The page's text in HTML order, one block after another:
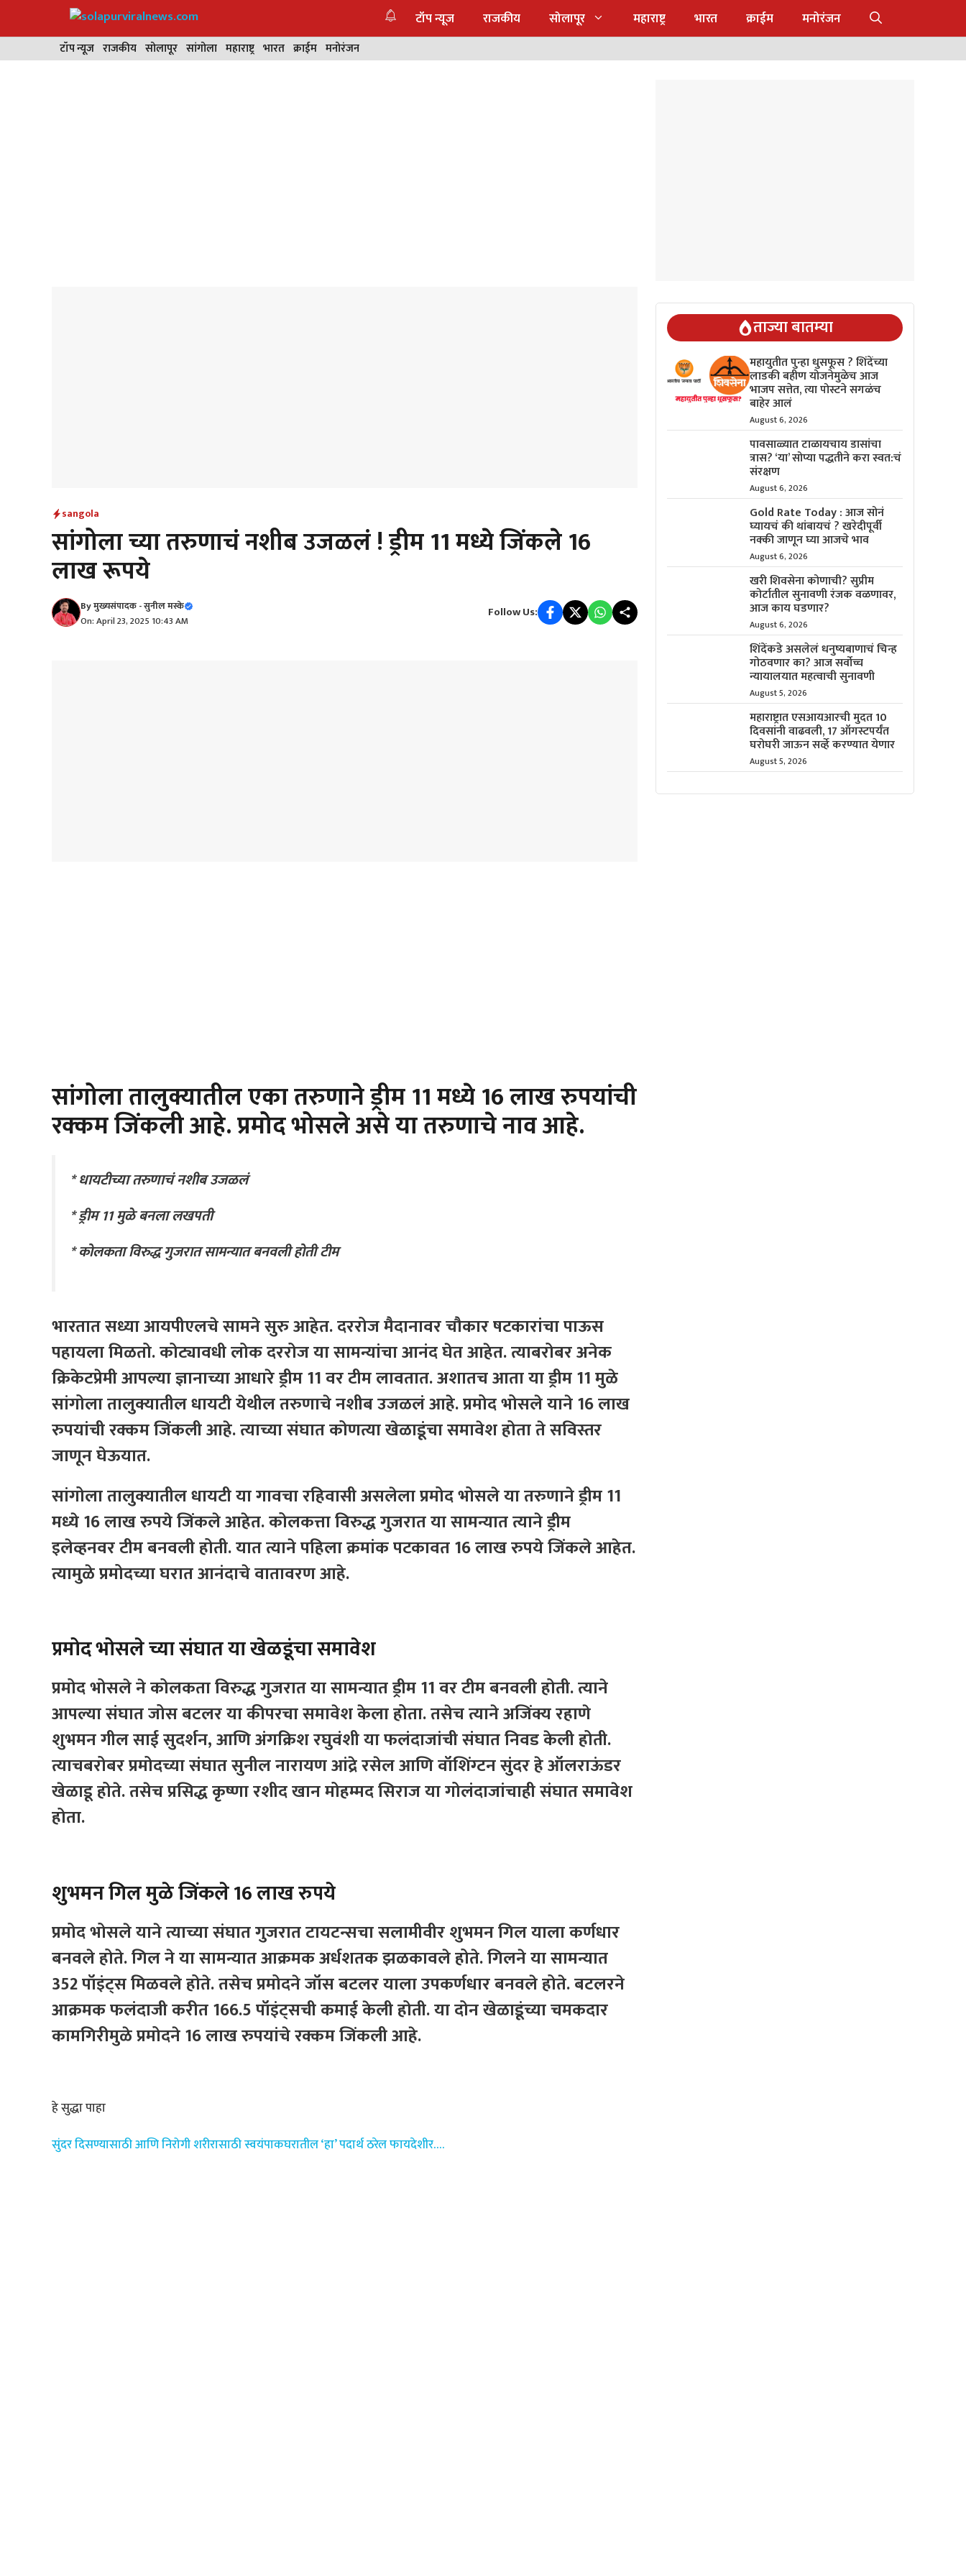
टॉप न्यूज राजकीय सोलापूर महाराष्ट्र भारत क्राईम मनोरंजन
टॉप न्यूज राजकीय सोलापूर सांगोला महाराष्ट्र भारत क्राईम मनोरंजन
sangola
सांगोला च्या तरुणाचं नशीब उजळलं ! ड्रीम 11 मध्ये जिंकले 16
लाख रूपये
Byमुख्यसंपादक - सुनील मस्के
On: April 23, 2025 10:43 AM
Follow Us:
सांगोला तालुक्यातील एका तरुणाने ड्रीम 11 मध्ये 16 लाख रुपयांची
रक्कम जिंकली आहे. प्रमोद भोसले असे या तरुणाचे नाव आहे.
* धायटीच्या तरुणाचं नशीब उजळलं
*ड्रीम 11 मुळे बनला लखपती
*कोलकता विरुद्ध गुजरात सामन्यात बनवली होती टीम
भारतात सध्या आयपीएलचे सामने सुरु आहेत. दररोज मैदानावर चौकार षटकारांचा पाऊस
पहायला मिळतो. कोट्यावधी लोक दररोज या सामन्यांचा आनंद घेत आहेत. त्याबरोबर अनेक
क्रिकेटप्रेमी आपल्या ज्ञानाच्या आधारे ड्रीम 11 वर टीम लावतात. अशातच आता या ड्रीम 11 मुळे
सांगोला तालुक्यातील धायटी येथील तरुणाचे नशीब उजळलं आहे. प्रमोद भोसले याने 16 लाख
रुपयांची रक्कम जिंकली आहे. त्याच्या संघात कोणत्या खेळाडूंचा समावेश होता ते सविस्तर
जाणून घेऊयात.
सांगोला तालुक्यातील धायटी या गावचा रहिवासी असलेला प्रमोद भोसले या तरुणाने ड्रीम 11
मध्ये 16 लाख रुपये जिंकले आहेत. कोलकत्ता विरुद्ध गुजरात या सामन्यात त्याने ड्रीम
इलेव्हनवर टीम बनवली होती. यात त्याने पहिला क्रमांक पटकावत 16 लाख रुपये जिंकले आहेत.
त्यामुळे प्रमोदच्या घरात आनंदाचे वातावरण आहे.
प्रमोद भोसले च्या संघात या खेळडूंचा समावेश
प्रमोद भोसले ने कोलकता विरुद्ध गुजरात या सामन्यात ड्रीम 11 वर टीम बनवली होती. त्याने
आपल्या संघात जोस बटलर या कीपरचा समावेश केला होता. तसेच त्याने अजिंक्य रहाणे
शुभमन गील साई सुदर्शन, आणि अंगक्रिश रघुवंशी या फलंदाजांची संघात निवड केली होती.
त्याचबरोबर प्रमोदच्या संघात सुनील नारायण आंद्रे रसेल आणि वॉशिंग्टन सुंदर हे ऑलराऊंडर
खेळाडू होते. तसेच प्रसिद्ध कृष्णा रशीद खान मोहम्मद सिराज या गोलंदाजांचाही संघात समावेश
होता.
शुभमन गिल मुळे जिंकले 16 लाख रुपये
प्रमोद भोसले याने त्याच्या संघात गुजरात टायटन्सचा सलामीवीर शुभमन गिल याला कर्णधार
बनवले होते. गिल ने या सामन्यात आक्रमक अर्धशतक झळकावले होते. गिलने या सामन्यात
352 पॉइंट्स मिळवले होते. तसेच प्रमोदने जॉस बटलर याला उपकर्णधार बनवले होते. बटलरने
आक्रमक फलंदाजी करीत 166.5 पॉइंट्सची कमाई केली होती. या दोन खेळाडूंच्या चमकदार
कामगिरीमुळे प्रमोदने 16 लाख रुपयांचे रक्कम जिंकली आहे.
हे सुद्धा पाहा
सुंदर दिसण्यासाठी आणि निरोगी शरीरासाठी स्वयंपाकघरातील ‘हा’ पदार्थ ठरेल फायदेशीर….
ताज्या बातम्या
महायुतीत पुन्हा धुसफूस ? शिंदेंच्या
लाडकी बहीण योजनेमुळेच आज
भाजप सत्तेत, त्या पोस्टने सगळंच
बाहेर आलं
August 6, 2026
पावसाळ्यात टाळायचाय डासांचा
त्रास? ‘या’ सोप्या पद्धतीने करा स्वत:चं
संरक्षण
August 6, 2026
Gold Rate Today : आज सोनं
घ्यायचं की थांबायचं ? खरेदीपूर्वी
नक्की जाणून घ्या आजचे भाव
August 6, 2026
खरी शिवसेना कोणाची? सुप्रीम
कोर्टातील सुनावणी रंजक वळणावर,
आज काय घडणार?
August 6, 2026
शिंदेंकडे असलेलं धनुष्यबाणाचं चिन्ह
गोठवणार का? आज सर्वोच्च
न्यायालयात महत्वाची सुनावणी
August 5, 2026
महाराष्ट्रात एसआयआरची मुदत 10
दिवसांनी वाढवली, 17 ऑगस्टपर्यंत
घरोघरी जाऊन सर्व्हे करण्यात येणार
August 5, 2026